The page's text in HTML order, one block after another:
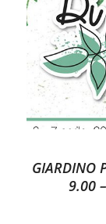
GIARDINO
9.00